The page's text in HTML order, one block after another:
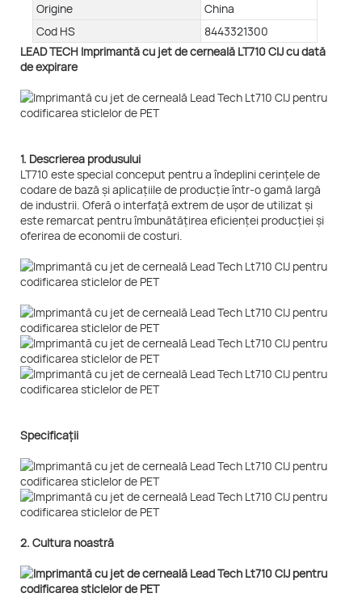
Origine
China
Cod HS
8443321300
LEAD TECH Imprimantă cu jet de cerneală LT710 CIJ cu dată
de expirare
1. Descrierea produsului
LT710 este special conceput pentru a îndeplini cerințele de
codare de bază și aplicațiile de producție într-o gamă largă
de industrii. Oferă o interfață extrem de ușor de utilizat și
este remarcat pentru îmbunătățirea eficienței producției și
oferirea de economii de costuri.
Specificații
2. Cultura noastră